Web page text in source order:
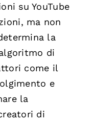
su YouTube
ma non
la
di
come il
e
la
di